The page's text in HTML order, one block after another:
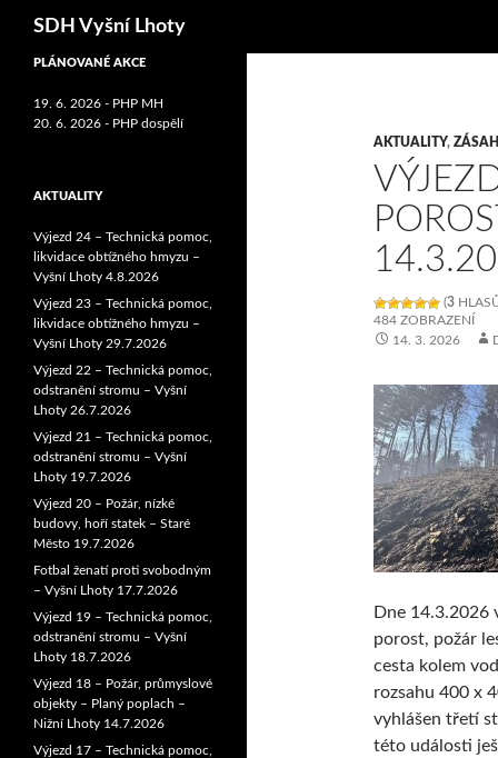
SDH Vyšní Lhoty
AKTUALITY,
(3
484 ZOBRAZENÍ
14. 3. 2026
Dne 14.3.2026
porost, požár
cesta kolem
rozsahu 400 x
vyhlášen třetí
této události
PLÁNOVANÉ AKCE
19. 6. 2026 - PHP MH
20. 6. 2026 - PHP dospělí
AKTUALITY
Výjezd 24 – Technická pomoc,
likvidace obtížného hmyzu –
Vyšní Lhoty 4.8.2026
Výjezd 23 – Technická pomoc,
likvidace obtížného hmyzu –
Vyšní Lhoty 29.7.2026
Výjezd 22 – Technická pomoc,
odstranění stromu – Vyšní
Lhoty 26.7.2026
Výjezd 21 – Technická pomoc,
odstranění stromu – Vyšní
Lhoty 19.7.2026
Výjezd 20 – Požár, nízké
budovy, hoří statek – Staré
Město 19.7.2026
Fotbal ženatí proti svobodným
– Vyšní Lhoty 17.7.2026
Výjezd 19 – Technická pomoc,
odstranění stromu – Vyšní
Lhoty 18.7.2026
Výjezd 18 – Požár, průmyslové
objekty – Planý poplach –
Nižní Lhoty 14.7.2026
Výjezd 17 – Technická pomoc,